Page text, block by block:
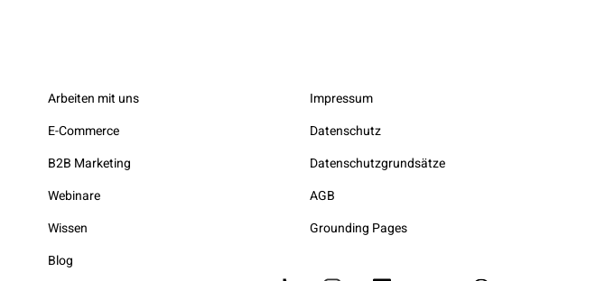
Arbeiten mit uns
E-Commerce
B2B Marketing
Webinare
Wissen
Blog
Impressum
Datenschutz
Datenschutzgrundsätze
AGB
Grounding Pages